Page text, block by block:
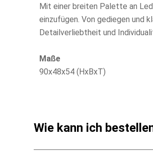
Mit einer breiten Palette an
einzufügen. Von gediegen und
Detailverliebtheit und
Maße
90x48x54 (HxBxT)
Wie kann ich